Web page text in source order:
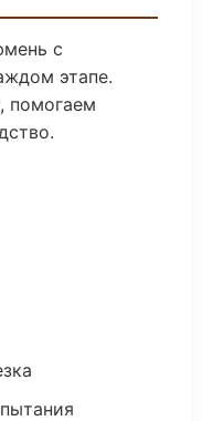
с
этапе.
помогаем